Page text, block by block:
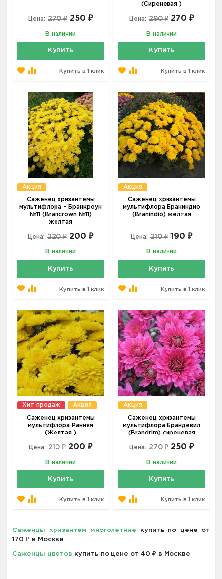
Цена: 270 ₽ 250 ₽
В наличии
Купить
Купить в 1 клик
(Сиреневая )
Цена: 290 ₽ 270 ₽
В наличии
Купить
Купить в 1 клик
Акция
Саженец хризантемы
мультифлора - Бранкроун
№11 (Brancrown №11)
желтая
Цена: 220 ₽ 200 ₽
В наличии
Купить
Купить в 1 клик
Акция
Саженец хризантемы
мультифлора Браниндио
(Branindio) желтая
Цена: 210 ₽ 190 ₽
В наличии
Купить
Купить в 1 клик
Хит продаж Акция
Саженец хризантемы
мультифлора Ранняя
(Желтая )
Цена: 210 ₽ 200 ₽
В наличии
Купить
Купить в 1 клик
Акция
Саженец хризантемы
мультифлора Брандевил
(Brandrim) сиреневая
Цена: 270 ₽ 250 ₽
В наличии
Купить
Купить в 1 клик
Саженцы хризантем многолетние
купить по цене от
170 ₽ в Москве
Саженцы цветов купить по цене от 40 ₽ в Москве